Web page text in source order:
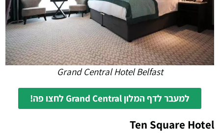
Grand Central Hotel Belfast
למעבר לדף המלון Grand Central לחצו פה!
Ten Square Hotel